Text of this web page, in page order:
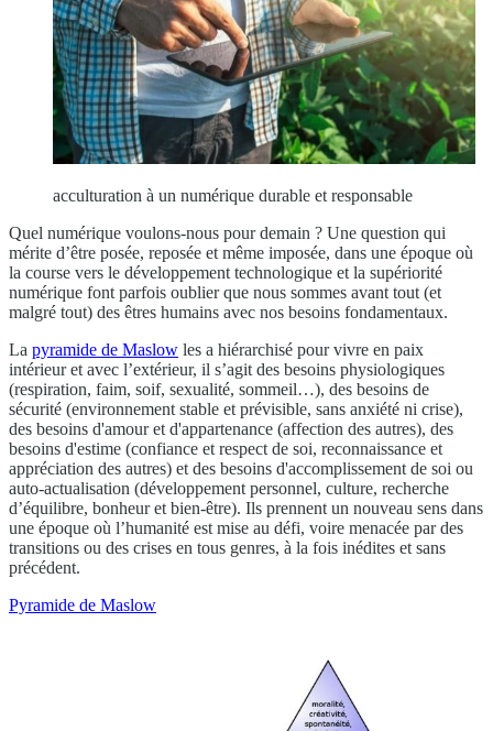
acculturation à un numérique durable et responsable
Quel numérique voulons-nous pour demain ? Une question qui
mérite d’être posée, reposée et même imposée, dans une époque où
la course vers le développement technologique et la supériorité
numérique font parfois oublier que nous sommes avant tout (et
malgré tout) des êtres humains avec nos besoins fondamentaux.
La pyramide de Maslow les a hiérarchisé pour vivre en paix
intérieur et avec l’extérieur, il s’agit des besoins physiologiques
(respiration, faim, soif, sexualité, sommeil…), des besoins de
sécurité (environnement stable et prévisible, sans anxiété ni crise),
des besoins d'amour et d'appartenance (affection des autres), des
besoins d'estime (confiance et respect de soi, reconnaissance et
appréciation des autres) et des besoins d'accomplissement de soi ou
auto-actualisation (développement personnel, culture, recherche
d’équilibre, bonheur et bien-être). Ils prennent un nouveau sens dans
une époque où l’humanité est mise au défi, voire menacée par des
transitions ou des crises en tous genres, à la fois inédites et sans
précédent.
Pyramide de Maslow